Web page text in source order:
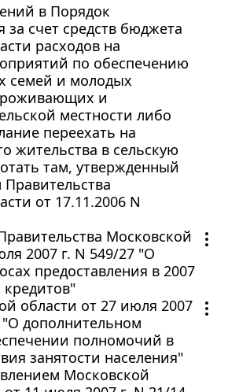
в Порядок
счет средств бюджета
расходов на
по обеспечению
семей и молодых
и
местности либо
переехать на
жительства в сельскую
там, утвержденный
от 17.11.2006 N
Московской
2007 г. N 549/27 "О
предоставления в 2007
области от 27 июля 2007
"О дополнительном
полномочий в
занятости населения"
Московской